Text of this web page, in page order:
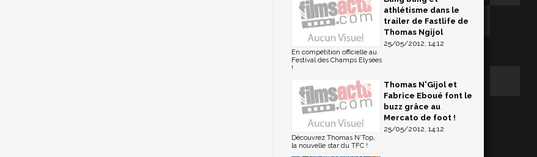
athlétisme dans le
trailer de Fastlife de
Thomas Ngijol
25/05/2012, 14:12
En compétition officielle au
Festival des Champs Elysées
!
Thomas N'Gijol et
Fabrice Eboué font le
buzz grâce au
Mercato de foot !
25/05/2012, 14:12
Découvrez Thomas N'Top,
la nouvelle star du TFC !